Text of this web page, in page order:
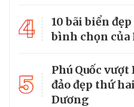
4
10 bãi biển
bình chọn của
5
Phú Quốc
đảo đẹp thứ
Dương